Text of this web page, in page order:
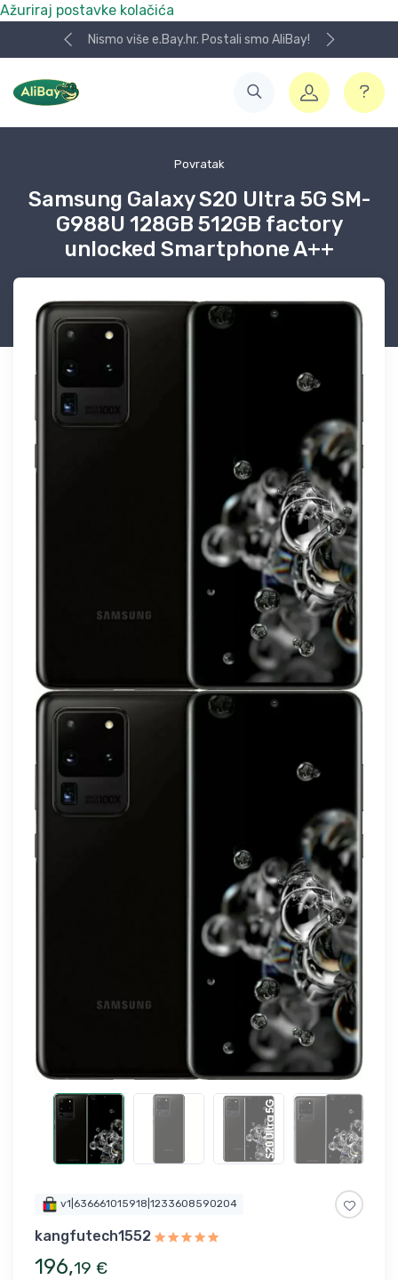
Ažuriraj postavke kolačića
Nismo više e.Bay.hr. Postali smo AliBay!
Povratak
Samsung Galaxy S20 Ultra 5G SM-
G988U 128GB 512GB factory
unlocked Smartphone A++
v1|636661015918|1233608590204
kangfutech1552
196,19 €